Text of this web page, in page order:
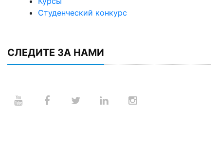
Студенческий конкурс
СЛЕДИТЕ ЗА НАМИ